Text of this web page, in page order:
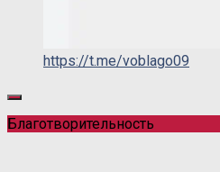
https://t.me/voblago09
Благотворительность